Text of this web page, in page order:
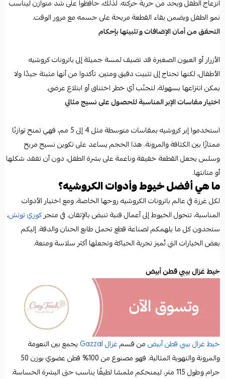
انزعاج الطفل ويحد من حرية حركته. لذلك، حافظوا على شد متوازن ليناسب
نمو الطفل ويضمن بقاء القطعة مريحة على جسمه مع مرور الوقت.
التحقق من أمان الإضافات وتثبيتها بإحكام
الأزرار أو العيون الصغيرة قد تضيف لمسة جميلة إلى باترونات كروشيه
الأطفال، لكنها تحتاج إلى تثبيت دقيق ومتين. تأكدوا من أنها مثبتة جيدًا ولا
يمكن انتزاعها بسهولة، لتجنّب أي خطر اختناق أو ابتلاع عرضي.
اختيار مقاسات الإبر المناسبة للحصول على نسيج مثالي
استخدموا إبر كروشيه بمقاسات متوسطة مثل 4 إلى 5 مم، فهي تمنح توازنًا
ممتازًا بين الكثافة والمرونة. هذا الحجم يساعد على تكوين نسيج مريح
وسلس يجعل القطعة خفيفة وناعمة على بشرة الطفل، دون أن تفقد شكلها
أو متانتها.
ما هي أفضل خيوط وأدوات الكروشيه؟
لكل غرزة في عالم باترونات الكروشيه روحها الخاصة، ومع اختيار الأدوات
المناسبة، تتحول الخيوط إلى أعمال فنية تنبض بالإتقان. في متجركوزي توتش،
ستجدون كل ما يلهمكم لصناعة قطع تحمل طابع الحنان والدقة. إليكم
بعض الخيارات التي تُميز تجربة الحياكة وتجعلها أكثر سلاسة ومتعة.
خيط غزال بيبي قطن أبيض
خيط غزال بيبي قطن أبيضمن قسمغزال Gazzal
يجمع بين النعومة
والمرونة والتهوية المثالية. فهو مصنوع من 100% قطن عضوي بوزن 50
جرام وطول 115 متر، ليمنحكم ملمسًا لطيفًا يناسب حتى البشرة الحساسة.